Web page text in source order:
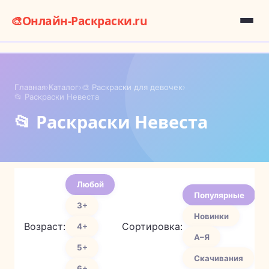
🎨Онлайн-Раскраски.ru
Главная›Каталог›🎨 Раскраски для девочек›
📂 Раскраски Невеста
📂 Раскраски Невеста
Возраст:
Любой
3+
4+
5+
Сортировка:
Популярные
Новинки
А–Я
Скачивания